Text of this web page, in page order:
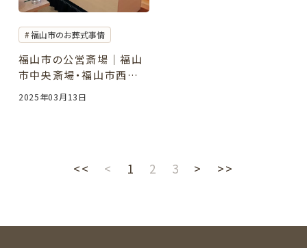
福山市のお葬式事情
福山市の公営斎場｜福山
市中央斎場・福山市西部
斎場のご案内［自宅葬のサ
2025年03月13日
<< < 1 2 3 > >>